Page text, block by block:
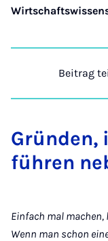
Beitrag
Gründen,
führen
Einfach mal machen,
Wenn man schon